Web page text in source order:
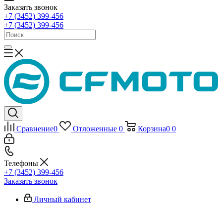
Заказать звонок
+7 (3452) 399-456
+7 (3452) 399-456
Сравнение0 Отложенные 0 Корзина0 0
Телефоны
+7 (3452) 399-456
Заказать звонок
Личный кабинет